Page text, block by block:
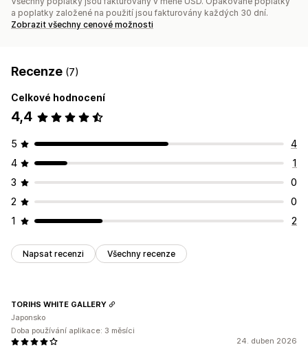
a poplatky založené na použití jsou fakturovány každých 30 dní.
Zobrazit všechny cenové možnosti
Recenze (7)
Celkové hodnocení
4,4
5
4
4
1
3
0
2
0
1
2
Napsat recenzi Všechny recenze
24. duben 2026
TORIHS WHITE GALLERY
Japonsko
Doba používání aplikace: 3 měsíci